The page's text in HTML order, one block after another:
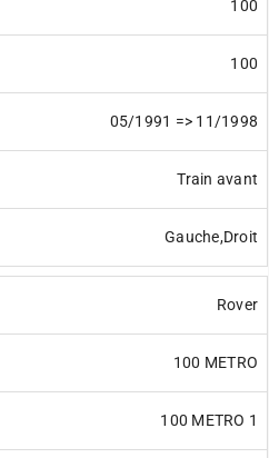
100
100
05/1991 => 11/1998
Train avant
Gauche,Droit
Rover
100 METRO
100 METRO 1